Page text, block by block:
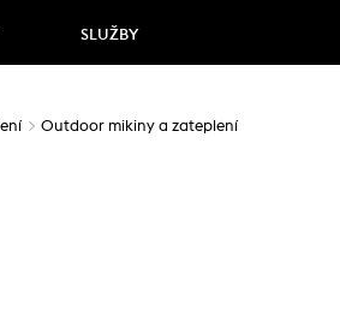
SLUŽBY
Outdoor mikiny a zateplení